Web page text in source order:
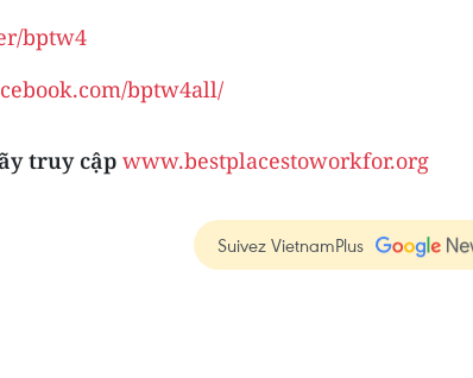
bptw4
bptw4all/
truy cập www.bestplacestoworkfor.org
Suivez VietnamPlus